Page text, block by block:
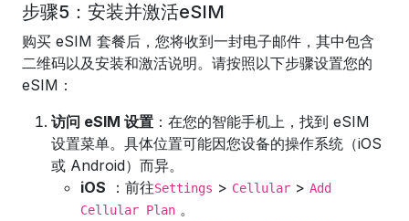
步骤5：安装并激活eSIM
购买 eSIM 套餐后，您将收到一封电子邮件，其中包含
二维码以及安装和激活说明。请按照以下步骤设置您的
eSIM：
访问 eSIM 设置 ：在您的智能手机上，找到 eSIM
设置菜单。具体位置可能因您设备的操作系统（iOS
或 Android）而异。
iOS ：前往Settings > Cellular > Add
Cellular Plan 。